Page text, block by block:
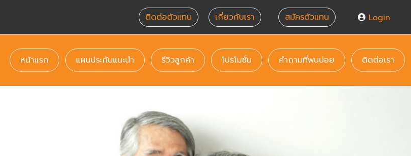
ติดต่อตัวแทน เกี่ยวกับเรา สมัครตัวแทน Login
หน้าแรก (current)แผนประกันแนะนำ (current)รีวิวลูกค้า (current)โปรโมชั่น (current)คำถามที่พบบ่อย (current)ติดต่อเรา